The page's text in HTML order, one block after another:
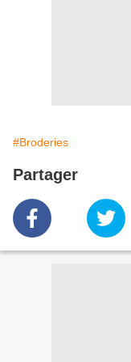
#Broderies
Partager